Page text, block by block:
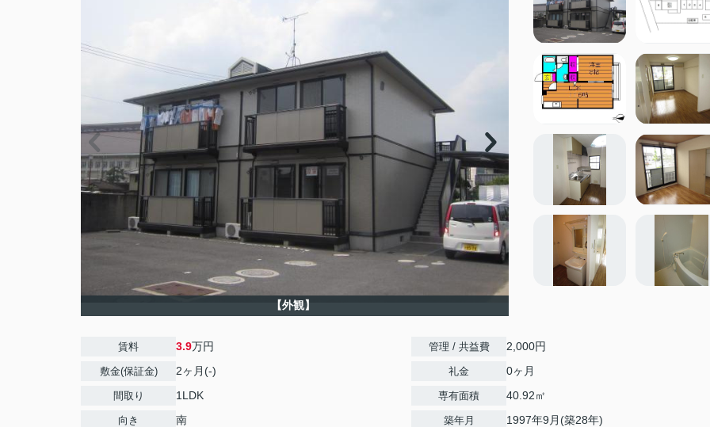
【外観】
賃料 3.9万円
敷金(保証金) 2ヶ月(-)
間取り 1LDK
向き 南
管理 / 共益費 2,000円
礼金 0ヶ月
専有面積 40.92㎡
築年月 1997年9月(築28年)